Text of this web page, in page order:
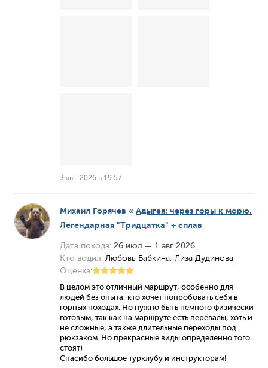
3 авг. 2026 в 19:57
Михаил Горячев « Адыгея: через горы к морю.
Легендарная "Тридцатка" + сплав
Дата похода: 26 июл — 1 авг 2026
Кто водил: Любовь Бабкина, Лиза Дудинова
Оценка:
В целом это отличный маршрут, особенно для
людей без опыта, кто хочет попробовать себя в
горных походах. Но нужно быть немного физически
готовым, так как на маршруте есть перевалы, хоть и
не сложные, а также длительные переходы под
рюкзаком. Но прекрасные виды определенно того
стоят)
Спасибо большое турклубу и инструкторам!